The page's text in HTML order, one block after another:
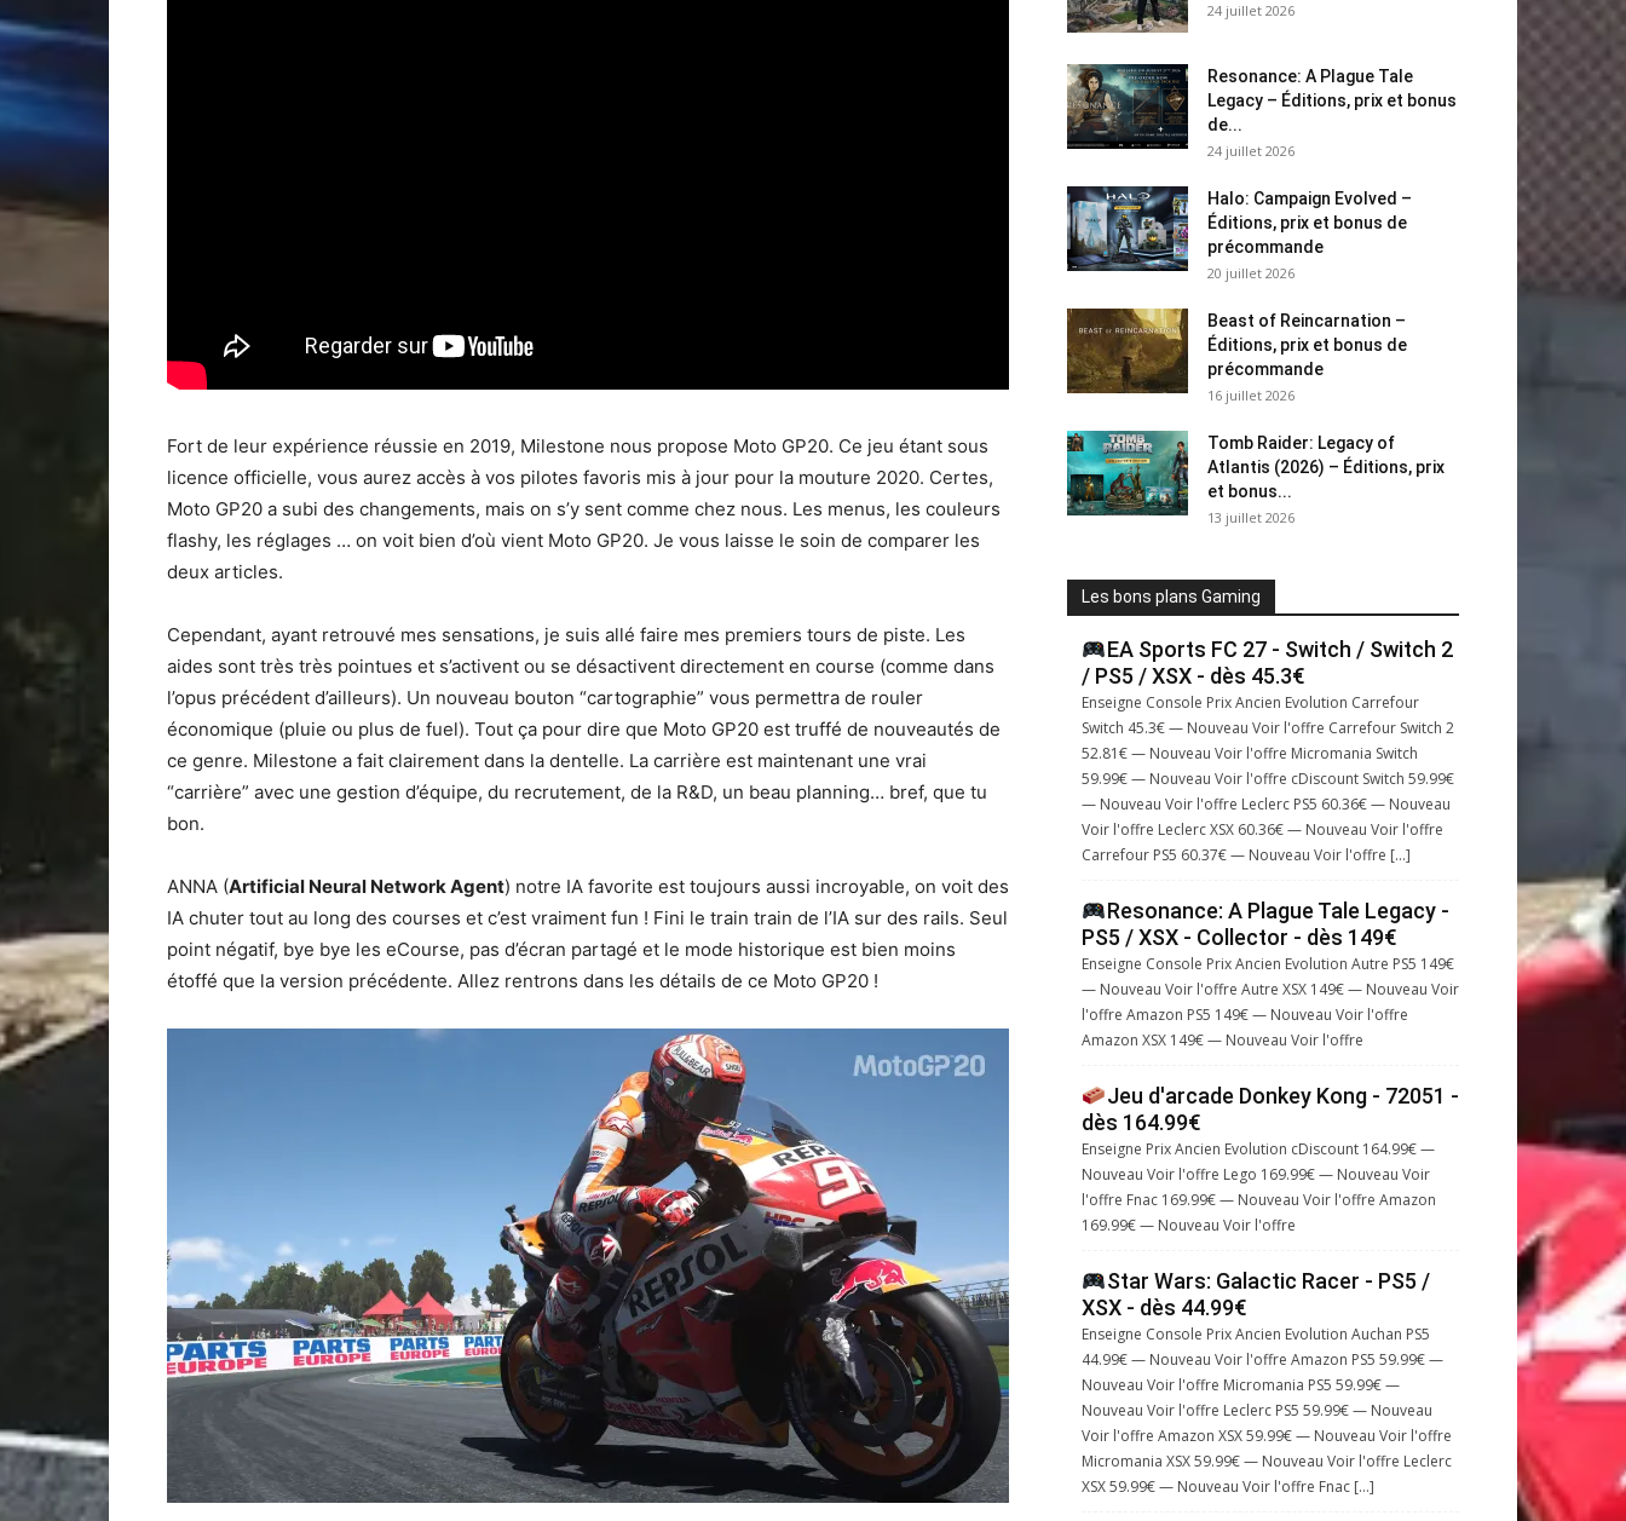
Fort de leur expérience réussie en 2019, Milestone nous propose Moto GP20. Ce jeu étant sous
licence officielle, vous aurez accès à vos pilotes favoris mis à jour pour la mouture 2020. Certes,
Moto GP20 a subi des changements, mais on s’y sent comme chez nous. Les menus, les couleurs
flashy, les réglages … on voit bien d’où vient Moto GP20. Je vous laisse le soin de comparer les
deux articles.
Cependant, ayant retrouvé mes sensations, je suis allé faire mes premiers tours de piste. Les
aides sont très très pointues et s’activent ou se désactivent directement en course (comme dans
l’opus précédent d’ailleurs). Un nouveau bouton “cartographie” vous permettra de rouler
économique (pluie ou plus de fuel). Tout ça pour dire que Moto GP20 est truffé de nouveautés de
ce genre. Milestone a fait clairement dans la dentelle. La carrière est maintenant une vrai
“carrière” avec une gestion d’équipe, du recrutement, de la R&D, un beau planning… bref, que tu
bon.
ANNA (Artificial Neural Network Agent) notre IA favorite est toujours aussi incroyable, on voit des
IA chuter tout au long des courses et c’est vraiment fun ! Fini le train train de l’IA sur des rails. Seul
point négatif, bye bye les eCourse, pas d’écran partagé et le mode historique est bien moins
étoffé que la version précédente. Allez rentrons dans les détails de ce Moto GP20 !
24 juillet 2026
Resonance: A Plague Tale
Legacy – Éditions, prix et bonus
de...
24 juillet 2026
Halo: Campaign Evolved –
Éditions, prix et bonus de
précommande
20 juillet 2026
Beast of Reincarnation –
Éditions, prix et bonus de
précommande
16 juillet 2026
Tomb Raider: Legacy of
Atlantis (2026) – Éditions, prix
et bonus...
13 juillet 2026
Les bons plans Gaming
EA Sports FC 27 - Switch / Switch 2
/ PS5 / XSX - dès 45.3€
Enseigne Console Prix Ancien Evolution Carrefour
Switch 45.3€ — Nouveau Voir l'offre Carrefour Switch 2
52.81€ — Nouveau Voir l'offre Micromania Switch
59.99€ — Nouveau Voir l'offre cDiscount Switch 59.99€
— Nouveau Voir l'offre Leclerc PS5 60.36€ — Nouveau
Voir l'offre Leclerc XSX 60.36€ — Nouveau Voir l'offre
Carrefour PS5 60.37€ — Nouveau Voir l'offre […]
Resonance: A Plague Tale Legacy -
PS5 / XSX - Collector - dès 149€
Enseigne Console Prix Ancien Evolution Autre PS5 149€
— Nouveau Voir l'offre Autre XSX 149€ — Nouveau Voir
l'offre Amazon PS5 149€ — Nouveau Voir l'offre
Amazon XSX 149€ — Nouveau Voir l'offre
Jeu d'arcade Donkey Kong - 72051 -
dès 164.99€
Enseigne Prix Ancien Evolution cDiscount 164.99€ —
Nouveau Voir l'offre Lego 169.99€ — Nouveau Voir
l'offre Fnac 169.99€ — Nouveau Voir l'offre Amazon
169.99€ — Nouveau Voir l'offre
Star Wars: Galactic Racer - PS5 /
XSX - dès 44.99€
Enseigne Console Prix Ancien Evolution Auchan PS5
44.99€ — Nouveau Voir l'offre Amazon PS5 59.99€ —
Nouveau Voir l'offre Micromania PS5 59.99€ —
Nouveau Voir l'offre Leclerc PS5 59.99€ — Nouveau
Voir l'offre Amazon XSX 59.99€ — Nouveau Voir l'offre
Micromania XSX 59.99€ — Nouveau Voir l'offre Leclerc
XSX 59.99€ — Nouveau Voir l'offre Fnac […]